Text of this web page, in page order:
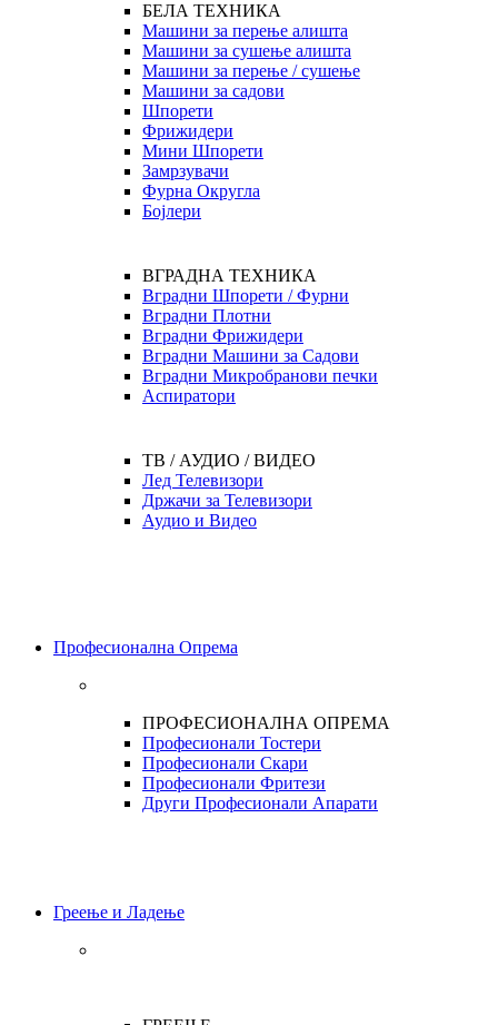
БЕЛА ТЕХНИКА
Машини за перење алишта
Машини за сушење алишта
Машини за перење / сушење
Машини за садови
Шпорети
Фрижидери
Мини Шпорети
Замрзувачи
Фурна Округла
Бојлери
ВГРАДНА ТЕХНИКА
Вградни Шпорети / Фурни
Вградни Плотни
Вградни Фрижидери
Вградни Машини за Садови
Вградни Микробранови печки
Аспиратори
ТВ / АУДИО / ВИДЕО
Лед Телевизори
Држачи за Телевизори
Аудио и Видео
Професионална Опрема
ПРОФЕСИОНАЛНА ОПРЕМА
Професионали Тостери
Професионали Скари
Професионали Фритези
Други Професионали Апарати
Греење и Ладење